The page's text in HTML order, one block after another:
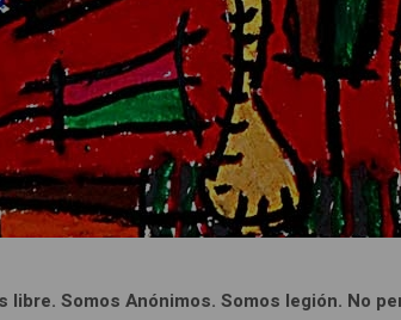
libre. Somos Anónimos. Somos legión. No